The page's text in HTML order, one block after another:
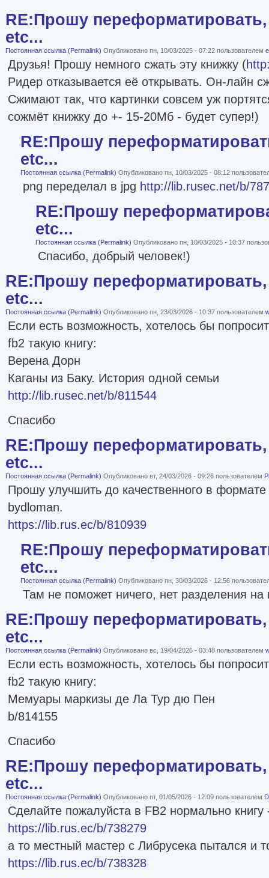
RE:Прошу переформатировать,
etc...
Постоянная ссылка (Permalink) Опубликовано пн, 10/03/2025 - 07:22 пользователем
Друзья! Прошу немного сжать эту книжку (
Ридер отказывается её открывать. Он-лайн
Сжимают так, что картинки совсем уж
сожмёт книжку до +- 15-20Мб - будет супер!)
RE:Прошу
etc...
Постоянная ссылка (Permalink) Опубликовано пн, 10/03/2025 - 08:12
png переделал в jpg http://lib.rusec.net/b/
RE:Прошу
etc...
Постоянная ссылка (Permalink) Опубликовано пн, 10/03/2025 - 10:37
Спасибо, добрый человек!)
RE:Прошу переформатировать,
etc...
Постоянная ссылка (Permalink) Опубликовано пн, 23/03/2026 - 10:37 пользователем
Если есть возможность, хотелось бы
fb2 такую книгу:
Верена Дорн
Каганы из Баку. История одной семьи
http://lib.rusec.net/b/811544
Спасибо
RE:Прошу переформатировать,
etc...
Постоянная ссылка (Permalink) Опубликовано вт, 24/03/2026 - 09:26 пользователем
Прошу улучшить до качественного в
bydloman.
https://lib.rus.ec/b/810939
RE:Прошу
etc...
Постоянная ссылка (Permalink) Опубликовано пн, 30/03/2026 - 12:56
Там не поможет ничего, нет разделения на
RE:Прошу переформатировать,
etc...
Постоянная ссылка (Permalink) Опубликовано вс, 19/04/2026 - 03:48 пользователем
Если есть возможность, хотелось бы
fb2 такую книгу:
Мемуары маркизы де Ла Тур дю Пен
b/814155
Спасибо
RE:Прошу переформатировать,
etc...
Постоянная ссылка (Permalink) Опубликовано пт, 01/05/2026 - 12:09 пользователем
Сделайте пожалуйста в FB2 нормально книгу
https://lib.rus.ec/b/738279
а то местный мастер с Либрусека пытался и
https://lib.rus.ec/b/738328